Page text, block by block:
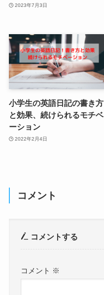
2023年7月3日
小学生の英語日記の書き方
と効果、続けられるモチベ
ーション
2022年2月4日
コメント
コメントする
コメント ※